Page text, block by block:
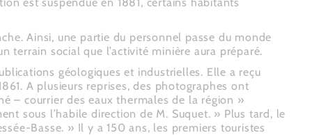
Ainsi, une partie du personnel passe du monde
terrain social que l’activité minière aura préparé.
géologiques et industrielles. Elle a reçu
A plusieurs reprises, des photographes ont
– courrier des eaux thermales de la région »
sous l’habile direction de M. Suquet. » Plus tard, le
Basse. » Il y a 150 ans, les premiers touristes